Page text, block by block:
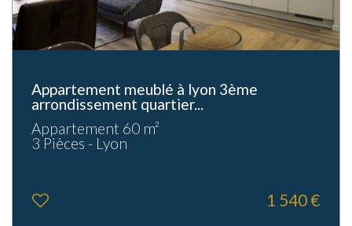
Appartement meublé à lyon 3ème
arrondissement quartier...
Appartement 60 m²
3 Pièces - Lyon
1 540 €